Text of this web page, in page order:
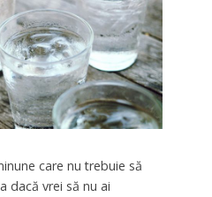
care nu trebuie să
dacă vrei să nu ai